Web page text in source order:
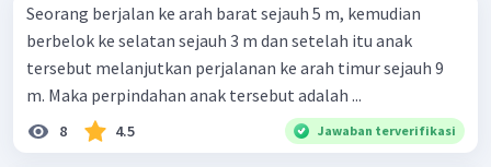
Seorang berjalan ke arah barat sejauh 5 m, kemudian
berbelok ke selatan sejauh 3 m dan setelah itu anak
tersebut melanjutkan perjalanan ke arah timur sejauh 9
m. Maka perpindahan anak tersebut adalah ...
8 4.5 Jawaban terverifikasi